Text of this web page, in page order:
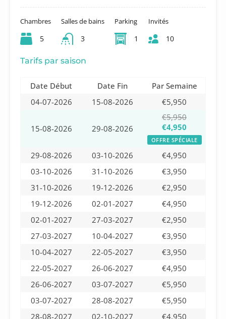
Chambres
5
Salles de bains
3
Parking
1
Invités
10
Tarifs par saison
Date Début Date Fin
Par Semaine
04-07-2026
15-08-2026 €5,950
15-08-2026 29-08-2026
€5,950
€4,950
OFFRE SPÉCIALE
29-08-2026 03-10-2026
€4,950
03-10-2026
31-10-2026
€3,950
31-10-2026
19-12-2026
€2,950
19-12-2026
02-01-2027
€4,950
02-01-2027
27-03-2027
€2,950
27-03-2027
10-04-2027
€3,950
10-04-2027
22-05-2027
€3,950
22-05-2027
26-06-2027
€4,950
26-06-2027
03-07-2027
€5,950
03-07-2027
28-08-2027
€5,950
28-08-2027
02-10-2027
€4,950